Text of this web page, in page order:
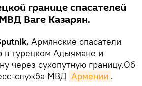
границе спасателей
Ваге Казарян.
Армянские спасатели
в турецком Адыямане и
через сухопутную границу.Об
служба МВД Армении .